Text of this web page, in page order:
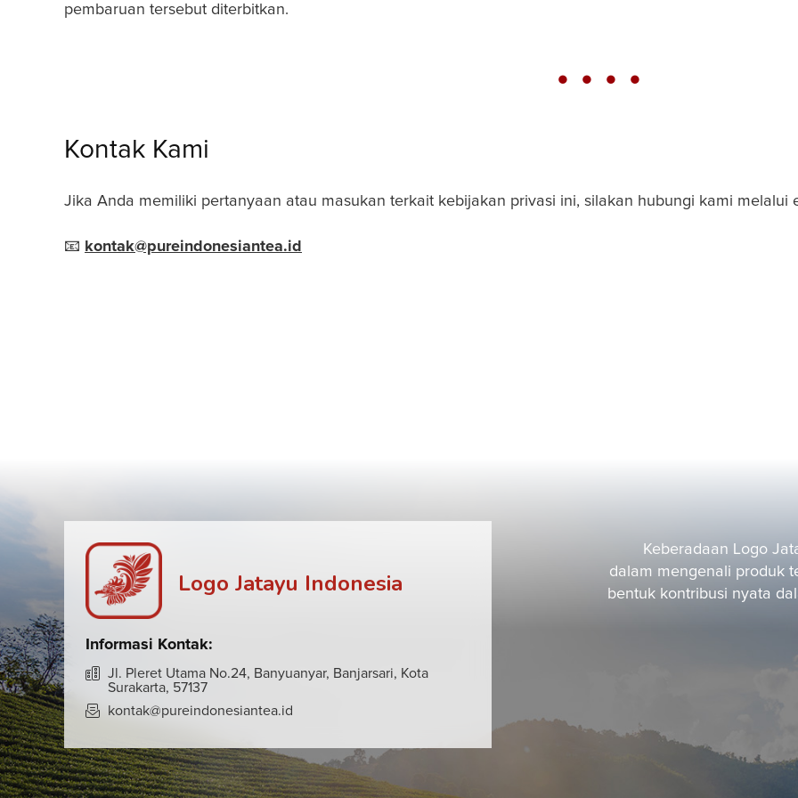
pembaruan tersebut diterbitkan.
Kontak Kami
Jika Anda memiliki pertanyaan atau masukan terkait kebijakan privasi ini, silakan hubungi kami melalui
📧 kontak@pureindonesiantea.id
Logo Jatayu Indonesia
Informasi Kontak:
Jl. Pleret Utama No.24, Banyuanyar, Banjarsari, Kota
Surakarta, 57137
kontak@pureindonesiantea.id
Keberadaan Logo
dalam mengenali produk
bentuk kontribusi nyata